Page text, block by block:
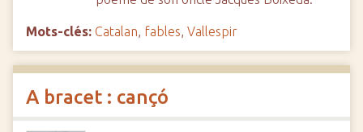
Mots-clés: Catalan, fables, Vallespir
A bracet : cançó